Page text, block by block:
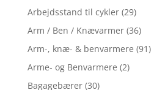
Arbejdsstand til cykler (29)
Arm / Ben / Knævarmer (36)
Arm-, knæ- & benvarmere (91)
Arme- og Benvarmere (2)
Bagagebærer (30)